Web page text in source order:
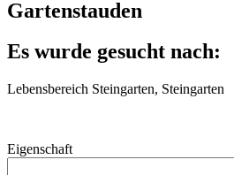
Gartenstauden
Es wurde gesucht nach:
Lebensbereich Steingarten, Steingarten
Eigenschaft